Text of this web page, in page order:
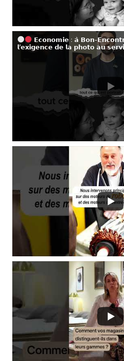
𝗘𝗰𝗼𝗻𝗼𝗺𝗶𝗲 : 𝗮̀ 𝗕𝗼𝗻-
𝗹’𝗲𝘅𝗶𝗴𝗲𝗻𝗰𝗲 𝗱𝗲 𝗹𝗮 𝗽𝗵𝗼𝘁𝗼 𝗮𝘂